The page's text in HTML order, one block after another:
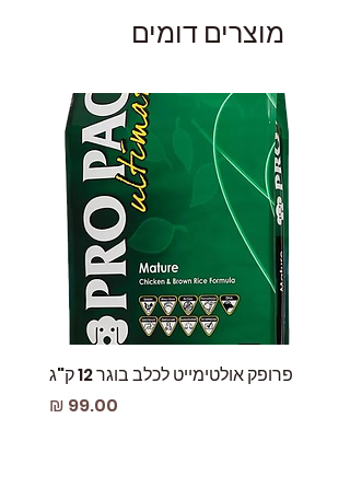
מוצרים דומים
פרופק אולטימייט לכלב בוגר 12 ק"ג
מחיר